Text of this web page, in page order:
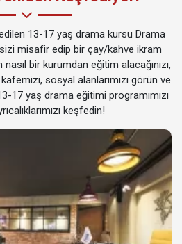
13-17 yaş drama kursu Drama
misafir edip bir çay/kahve ikram
bir kurumdan eğitim alacağınızı,
sosyal alanlarımızı görün ve
17 yaş drama eğitimi programımızı
keşfedin!